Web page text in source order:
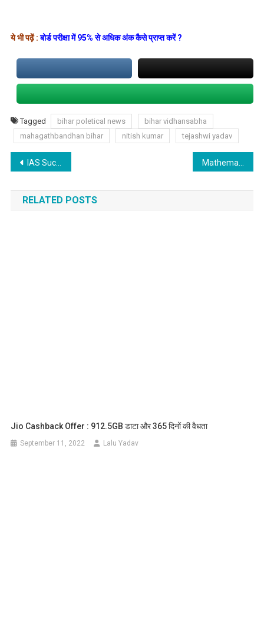
ये भी पढ़ें : बोर्ड परीक्षा में 95% से अधिक अंक कैसे प्राप्त करें ?
Tagged bihar poletical news
bihar vidhansabha
mahagathbandhan bihar
nitish kumar tejashwi yadav
Post
navigation
IAS Success Story: नहीं हुआ IAS में सेलेक्शन तो फिर किया ऐसा काम
RELATED POSTS
Jio Cashback Offer : 912.5GB डाटा और 365 दिनों की वैधता
September 11, 2022 Lalu Yadav